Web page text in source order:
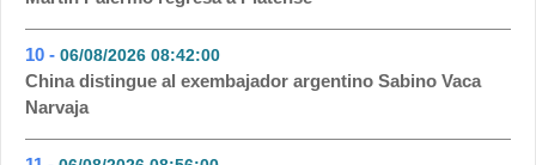
10 - 06/08/2026 08:42:00
China distingue al exembajador argentino Sabino Vaca
Narvaja